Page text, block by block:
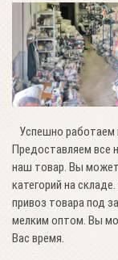
Успешно работаем
Предоставляем все
наш товар. Вы
категорий на
привоз товара под
мелким оптом. Вы
Вас время.